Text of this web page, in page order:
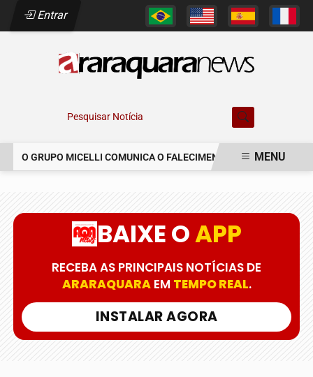
Entrar
Pesquisar Notícia
O GRUPO MICELLI COMUNICA O FALECIMENTO DO SR. MARCELO
MENU
BAIXE OAPP
RECEBA AS PRINCIPAIS NOTÍCIAS DE
ARARAQUARAEM TEMPO REAL.
INSTALAR AGORA